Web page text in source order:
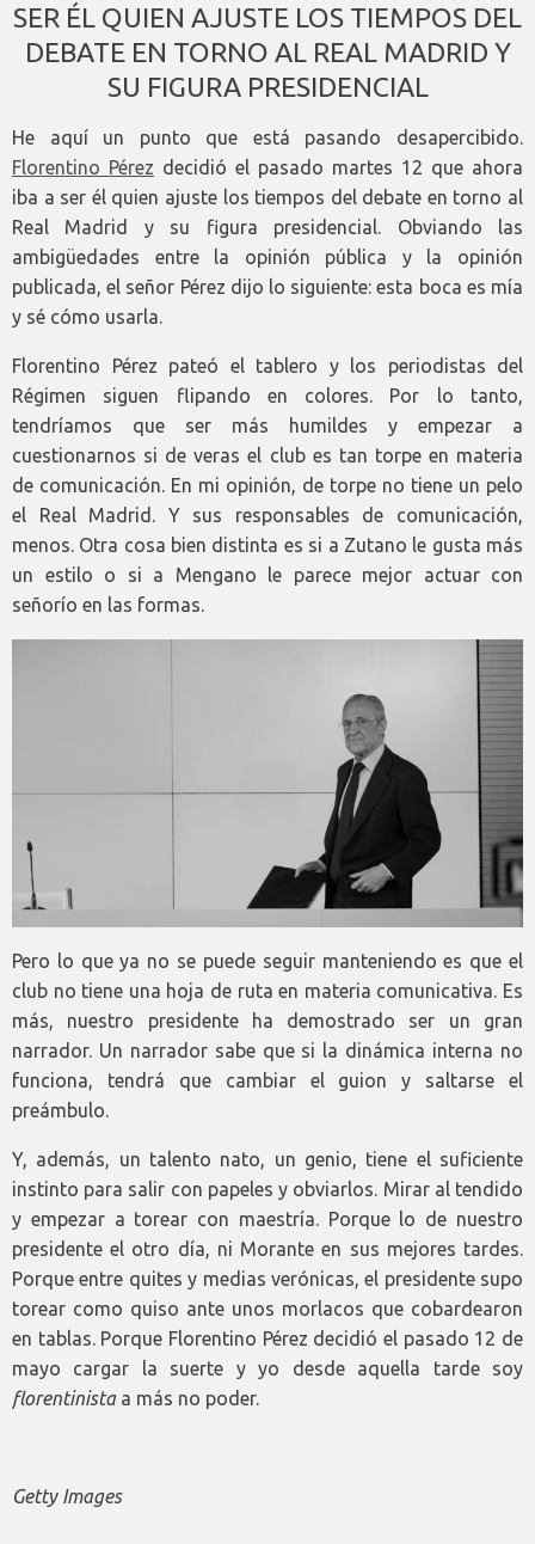
SER ÉL QUIEN AJUSTE LOS TIEMPOS DEL
DEBATE EN TORNO AL REAL MADRID Y
SU FIGURA PRESIDENCIAL
He aquí un punto que está pasando desapercibido.
Florentino Pérez decidió el pasado martes 12 que ahora
iba a ser él quien ajuste los tiempos del debate en torno al
Real Madrid y su figura presidencial. Obviando las
ambigüedades entre la opinión pública y la opinión
publicada, el señor Pérez dijo lo siguiente: esta boca es mía
y sé cómo usarla.
Florentino Pérez pateó el tablero y los periodistas del
Régimen siguen flipando en colores. Por lo tanto,
tendríamos que ser más humildes y empezar a
cuestionarnos si de veras el club es tan torpe en materia
de comunicación. En mi opinión, de torpe no tiene un pelo
el Real Madrid. Y sus responsables de comunicación,
menos. Otra cosa bien distinta es si a Zutano le gusta más
un estilo o si a Mengano le parece mejor actuar con
señorío en las formas.
Pero lo que ya no se puede seguir manteniendo es que el
club no tiene una hoja de ruta en materia comunicativa. Es
más, nuestro presidente ha demostrado ser un gran
narrador. Un narrador sabe que si la dinámica interna no
funciona, tendrá que cambiar el guion y saltarse el
preámbulo.
Y, además, un talento nato, un genio, tiene el suficiente
instinto para salir con papeles y obviarlos. Mirar al tendido
y empezar a torear con maestría. Porque lo de nuestro
presidente el otro día, ni Morante en sus mejores tardes.
Porque entre quites y medias verónicas, el presidente supo
torear como quiso ante unos morlacos que cobardearon
en tablas. Porque Florentino Pérez decidió el pasado 12 de
mayo cargar la suerte y yo desde aquella tarde soy
florentinistaa más no poder.
Getty Images